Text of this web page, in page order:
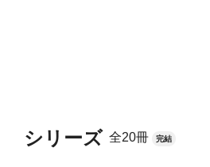
シリーズ 全20冊 完結